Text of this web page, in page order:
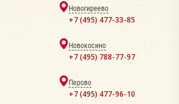
Новогиреево
+7 (495) 477-33-85
Новокосино
+7 (495) 788-77-97
Перово
+7 (495) 477-96-10